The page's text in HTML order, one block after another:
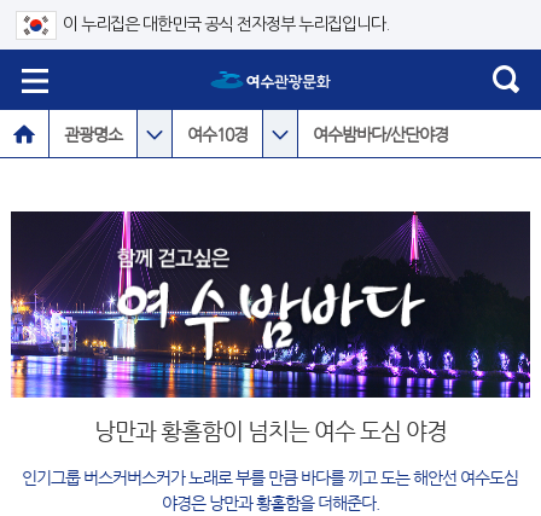
이 누리집은 대한민국 공식 전자정부 누리집입니다.
관광명소 여수10경 여수밤바다/산단야경
낭만과 황홀함이 넘치는 여수 도심 야경
인기그룹 버스커버스커가 노래로 부를 만큼 바다를 끼고 도는 해안선 여수도심
야경은 낭만과 황홀함을 더해준다.